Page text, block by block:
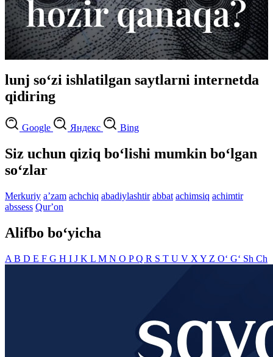
lunj so‘zi ishlatilgan saytlarni internetda
qidiring
Google Яндекс Bing
Siz uchun qiziq bo‘lishi mumkin bo‘lgan
so‘zlar
Merkuriy aʼzam achchiq abadiylashtir abbat achimsiq achimtir
abssess Qurʼon
Alifbo bo‘yicha
A B D E F G H I J K L M N O PQ R S T U V X Y Z O‘ G‘ Sh Ch